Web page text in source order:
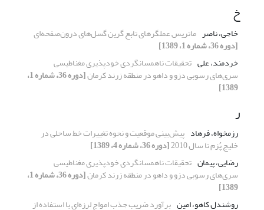
خ
خاجی، ناصر ماتریس عملگرهای تابع گرین گسل‌های درون‌صفحه‌ای
[دوره 36، شماره 1، 1389]
خردمند، علی تحقیقات ناهمسانگردی خودپذیری مغناطیسی
سری‌های رسوبی دزو و داهو در منطقه زرند کرمان [دوره 36، شماره 1،
1389]
ر
رزمخواه، فرهاد پیش‌بینی موقعیت و نحوه تغییرات خط ساحلی در
خلیج پُزم تا سال 2010
[دوره 36، شماره 4، 1389]
رضایی، پیمان تحقیقات ناهمسانگردی خودپذیری مغناطیسی
سری‌های رسوبی دزو و داهو در منطقه زرند کرمان [دوره 36، شماره 1،
1389]
روشندل کاهو، امین برآورد ضریب جذب امواج لرزه‌ای با استفاده از